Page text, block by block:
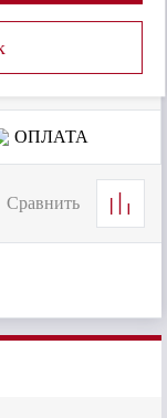
ОПЛАТА
Сравнить